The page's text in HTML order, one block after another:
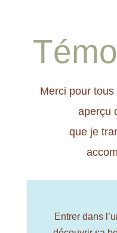
Merci pour
aperçu
que je
Entrer dans